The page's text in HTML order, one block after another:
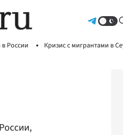
России Кризис с мигрантами в